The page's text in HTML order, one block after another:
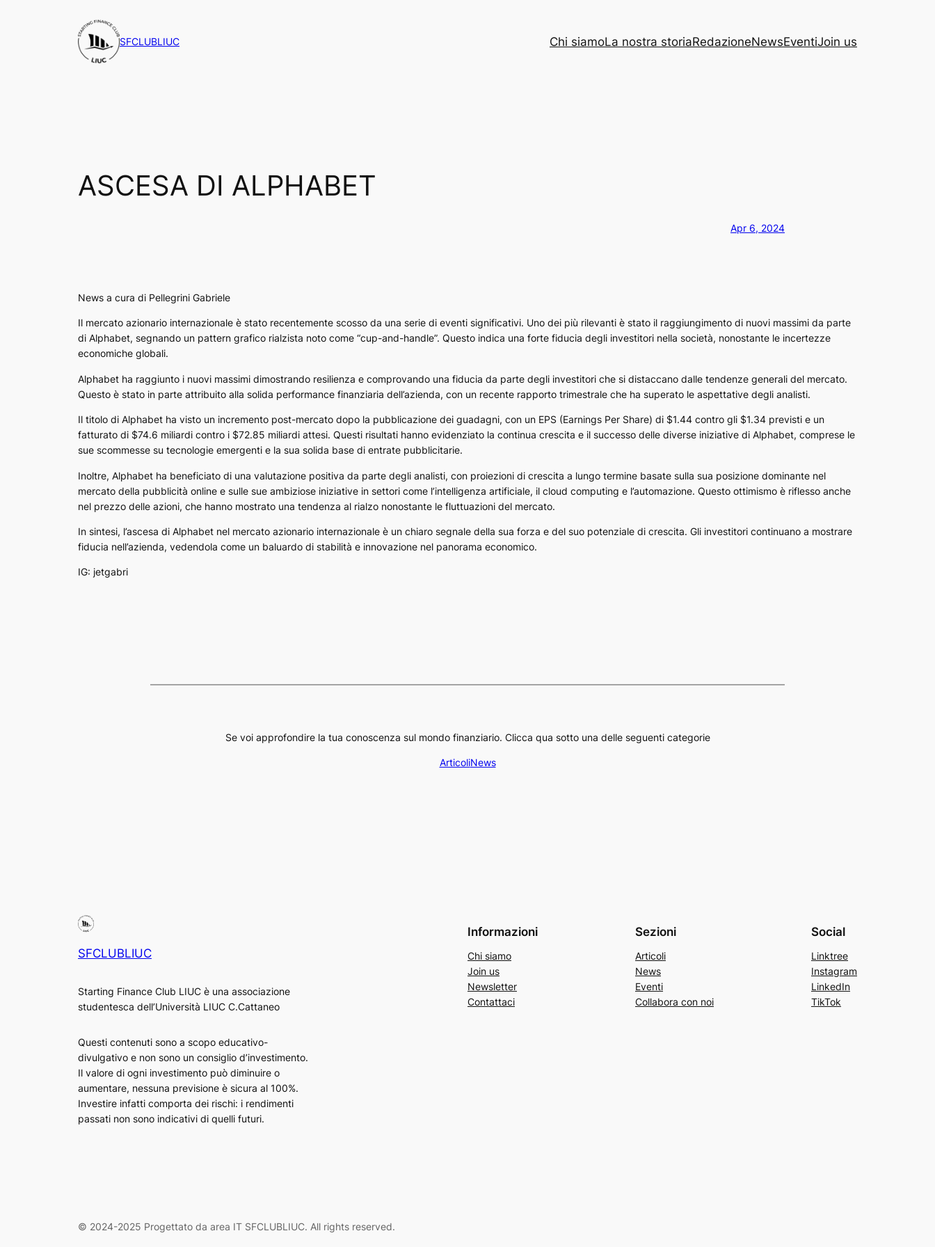
SFCLUBLIUC Chi siamoLa nostra storiaRedazioneNewsEventiJoin us
ASCESA DI ALPHABET
Apr 6, 2024
News a cura di Pellegrini Gabriele
Il mercato azionario internazionale è stato recentemente scosso da una serie di eventi significativi. Uno dei più rilevanti è stato il raggiungimento di nuovi massimi da parte
di Alphabet, segnando un pattern grafico rialzista noto come “cup-and-handle”. Questo indica una forte fiducia degli investitori nella società, nonostante le incertezze
economiche globali.
Alphabet ha raggiunto i nuovi massimi dimostrando resilienza e comprovando una fiducia da parte degli investitori che si distaccano dalle tendenze generali del mercato.
Questo è stato in parte attribuito alla solida performance finanziaria dell’azienda, con un recente rapporto trimestrale che ha superato le aspettative degli analisti.
Il titolo di Alphabet ha visto un incremento post-mercato dopo la pubblicazione dei guadagni, con un EPS (Earnings Per Share) di $1.44 contro gli $1.34 previsti e un
fatturato di $74.6 miliardi contro i $72.85 miliardi attesi. Questi risultati hanno evidenziato la continua crescita e il successo delle diverse iniziative di Alphabet, comprese le
sue scommesse su tecnologie emergenti e la sua solida base di entrate pubblicitarie.
Inoltre, Alphabet ha beneficiato di una valutazione positiva da parte degli analisti, con proiezioni di crescita a lungo termine basate sulla sua posizione dominante nel
mercato della pubblicità online e sulle sue ambiziose iniziative in settori come l’intelligenza artificiale, il cloud computing e l’automazione. Questo ottimismo è riflesso anche
nel prezzo delle azioni, che hanno mostrato una tendenza al rialzo nonostante le fluttuazioni del mercato.
In sintesi, l’ascesa di Alphabet nel mercato azionario internazionale è un chiaro segnale della sua forza e del suo potenziale di crescita. Gli investitori continuano a mostrare
fiducia nell’azienda, vedendola come un baluardo di stabilità e innovazione nel panorama economico.
IG: jetgabri
Se voi approfondire la tua conoscenza sul mondo finanziario. Clicca qua sotto una delle seguenti categorie
ArticoliNews
SFCLUBLIUC
Starting Finance Club LIUC è una associazione
studentesca dell’Università LIUC C.Cattaneo
Questi contenuti sono a scopo educativo-
divulgativo e non sono un consiglio d’investimento.
Il valore di ogni investimento può diminuire o
aumentare, nessuna previsione è sicura al 100%.
Investire infatti comporta dei rischi: i rendimenti
passati non sono indicativi di quelli futuri.
Informazioni
Chi siamo
Join us
Newsletter
Contattaci
Sezioni
Articoli
News
Eventi
Collabora con noi
Social
Linktree
Instagram
LinkedIn
TikTok
© 2024-2025 Progettato da area IT SFCLUBLIUC. All rights reserved.